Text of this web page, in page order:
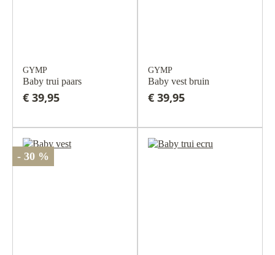
GYMP
Baby trui paars
€ 39,95
GYMP
Baby vest bruin
€ 39,95
- 30 %